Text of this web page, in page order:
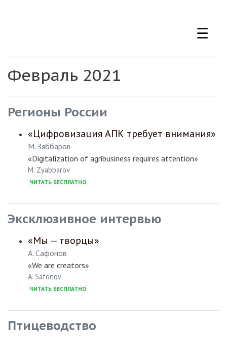
☰
Февраль 2021
Регионы России
«Цифровизация АПК требует внимания»
М. Зяббаров
«Digitalization of agribusiness requires attention»
M. Zyabbarov
ЧИТАТЬ БЕСПЛАТНО
Эксклюзивное интервью
«Мы — творцы»
А. Сафонов
«We are creators»
A. Safonov
ЧИТАТЬ БЕСПЛАТНО
Птицеводство